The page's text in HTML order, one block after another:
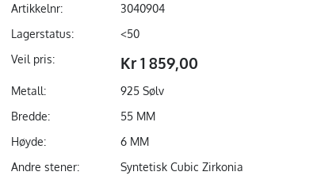
Artikkelnr:
3040904
Lagerstatus:
<50
Veil pris:
Kr 1 859,00
Metall:
925 Sølv
Bredde:
55 MM
Høyde:
6 MM
Andre stener:
Syntetisk Cubic Zirkonia